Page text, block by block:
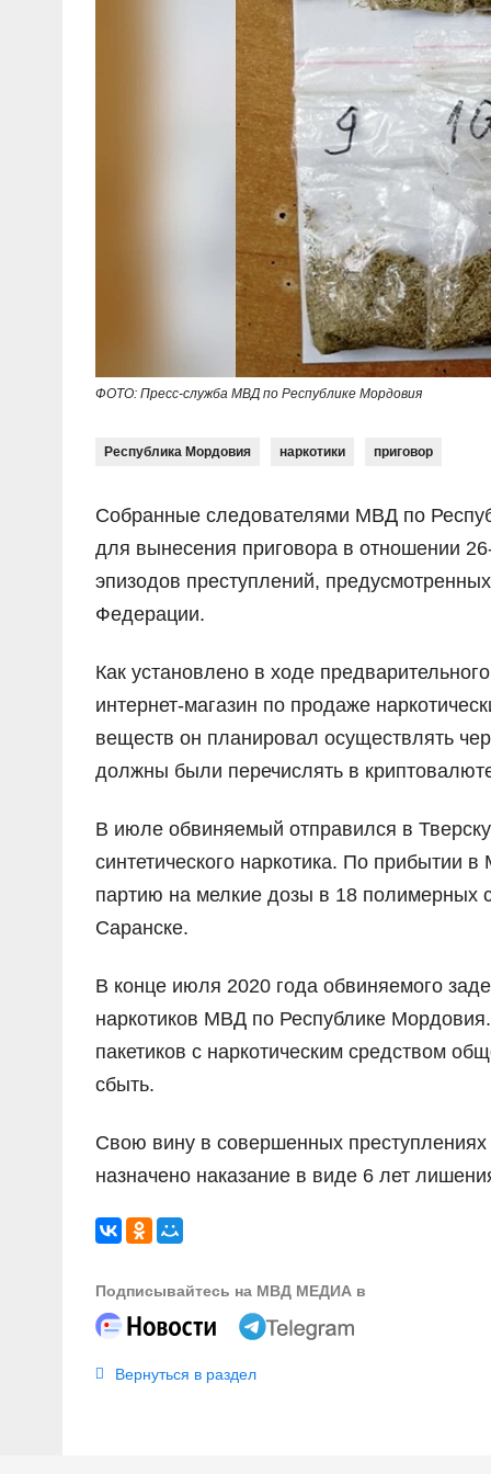
ФОТО: Пресс-служба МВД по Республике Мордовия
Республика Мордовия наркотики приговор
Собранные следователями МВД по
для вынесения приговора в отношении
эпизодов преступлений,
Федерации.
Как установлено в ходе
интернет-магазин по продаже
веществ он планировал осуществлять
должны были перечислять в
В июле обвиняемый отправился в
синтетического наркотика. По
партию на мелкие дозы в 18 полимерных
Саранске.
В конце июля 2020 года обвиняемого
наркотиков МВД по Республике
пакетиков с наркотическим средством
сбыть.
Свою вину в совершенных
назначено наказание в виде 6 лет
Подписывайтесь на МВД МЕДИА в
Вернуться в раздел